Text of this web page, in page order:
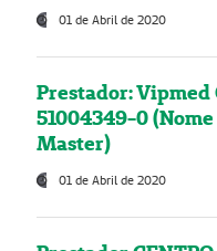
01 de Abril de 2020
Prestador:
51004349-0
Master)
01 de Abril de 2020